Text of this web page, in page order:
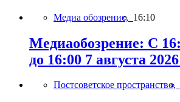
Медиа обозрение, 16:10
Медиаобозрение: С
до 16:00 7 августа
Постсоветское пространство,